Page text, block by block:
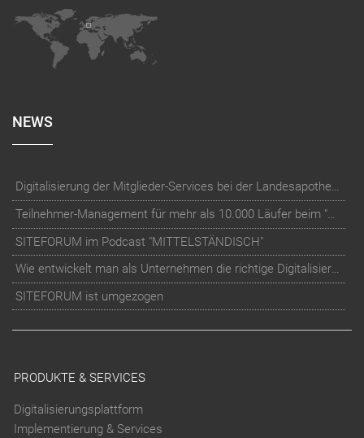
NEWS
Digitalisierung der Mitglieder-Services bei der Landesapothekerkammer Baden-Württemberg
Teilnehmer-Management für mehr als 10.000 Läufer beim "RUN Thüringer Unternehmenslauf"
SITEFORUM im Podcast "MITTELSTÄNDISCH"
Wie entwickelt man als Unternehmen die richtige Digitalisierungs-Strategie?
SITEFORUM ist umgezogen
PRODUKTE & SERVICES
Digitalisierungsplattform
Implementierung & Services